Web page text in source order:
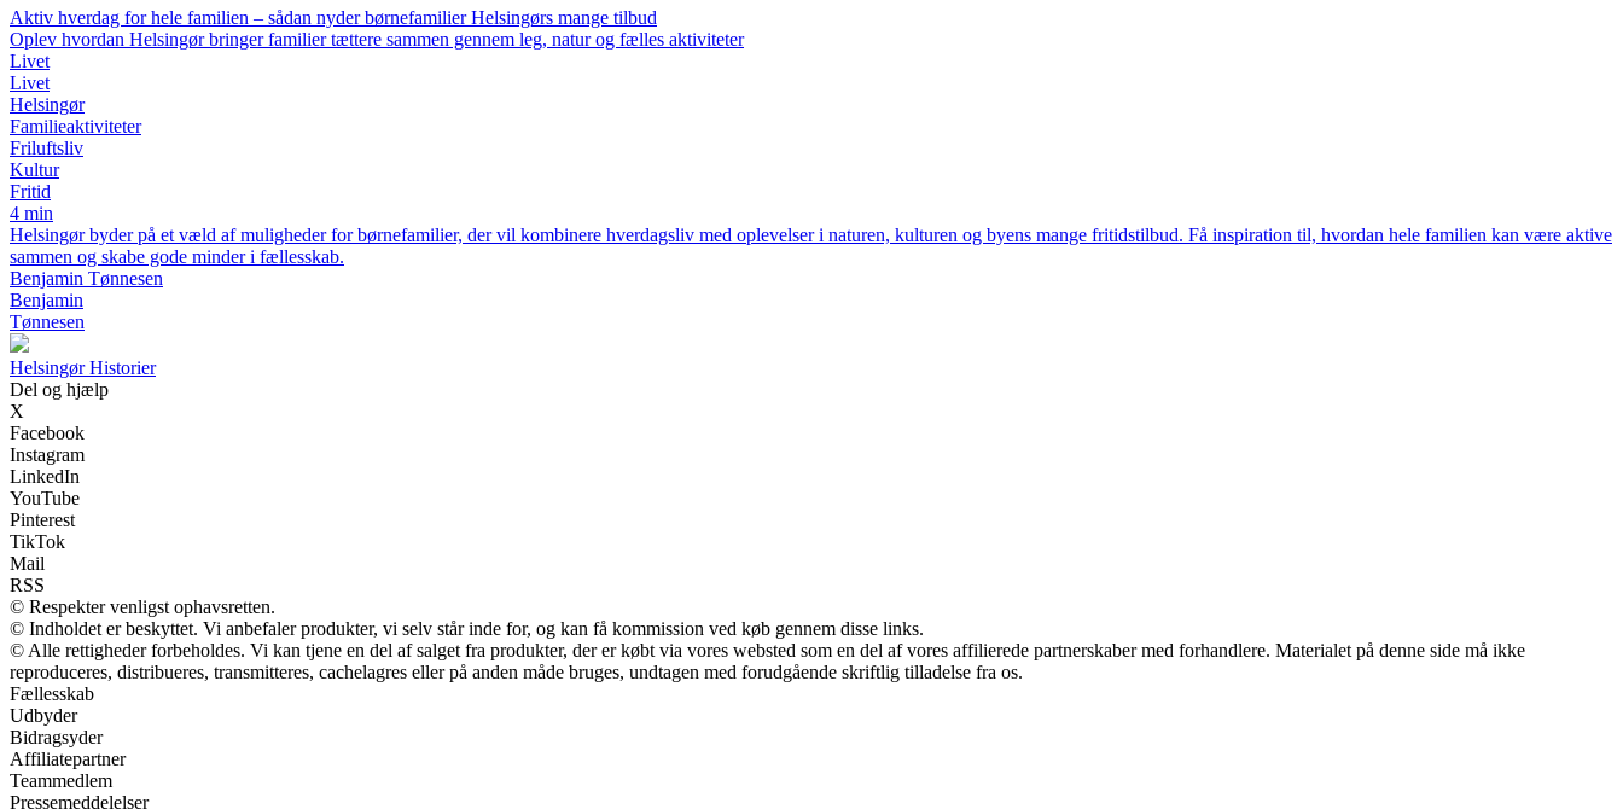
Aktiv hverdag for hele familien – sådan nyder børnefamilier Helsingørs mange tilbud
Oplev hvordan Helsingør bringer familier tættere sammen gennem leg, natur og fælles aktiviteter
Livet
Livet
Helsingør
Familieaktiviteter
Friluftsliv
Kultur
Fritid
4 min
Helsingør byder på et væld af muligheder for børnefamilier, der vil kombinere hverdagsliv med oplevelser i naturen, kulturen og byens mange fritidstilbud. Få inspiration til, hvordan hele familien kan være aktive
sammen og skabe gode minder i fællesskab.
Benjamin Tønnesen
Benjamin
Tønnesen
Helsingør Historier
Del og hjælp
X
Facebook
Instagram
LinkedIn
YouTube
Pinterest
TikTok
Mail
RSS
© Respekter venligst ophavsretten.
© Indholdet er beskyttet. Vi anbefaler produkter, vi selv står inde for, og kan få kommission ved køb gennem disse links.
© Alle rettigheder forbeholdes. Vi kan tjene en del af salget fra produkter, der er købt via vores websted som en del af vores affilierede partnerskaber med forhandlere. Materialet på denne side må ikke
reproduceres, distribueres, transmitteres, cachelagres eller på anden måde bruges, undtagen med forudgående skriftlig tilladelse fra os.
Fællesskab
Udbyder
Bidragsyder
Affiliatepartner
Teammedlem
Pressemeddelelser